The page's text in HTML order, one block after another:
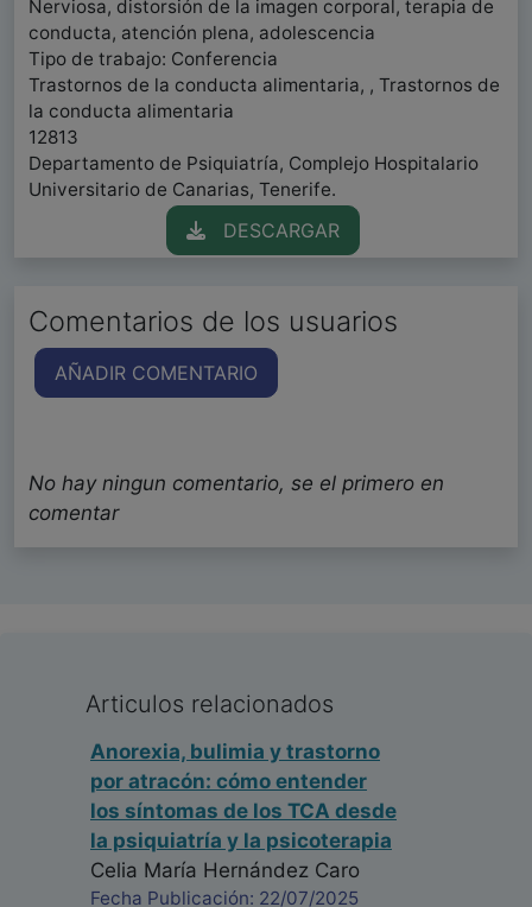
Nerviosa, distorsión de la imagen corporal, terapia de
conducta, atención plena, adolescencia
Tipo de trabajo: Conferencia
Trastornos de la conducta alimentaria, , Trastornos de
la conducta alimentaria
12813
Departamento de Psiquiatría, Complejo Hospitalario
Universitario de Canarias, Tenerife.
DESCARGAR
Comentarios de los usuarios
AÑADIR COMENTARIO
No hay ningun comentario, se el primero en
comentar
Articulos relacionados
Anorexia, bulimia y trastorno
por atracón: cómo entender
los síntomas de los TCA desde
la psiquiatría y la psicoterapia
Celia María Hernández Caro
Fecha Publicación: 22/07/2025